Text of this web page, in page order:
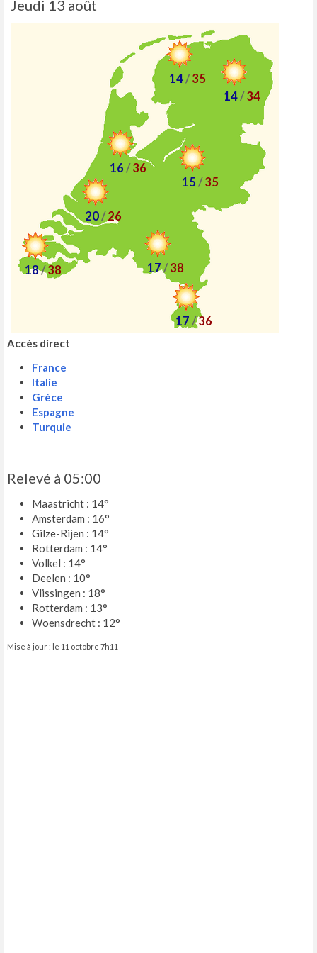
Jeudi 13 août
16 / 36
14/ 34
17/ 38
14/ 35
17 /36
20/ 26
18/ 38
15 / 35
Accès direct
France
Italie
Grèce
Espagne
Turquie
Relevé à 05:00
Maastricht : 14°
Amsterdam : 16°
Gilze-Rijen : 14°
Rotterdam : 14°
Volkel : 14°
Deelen : 10°
Vlissingen : 18°
Rotterdam : 13°
Woensdrecht : 12°
Mise à jour : le 11 octobre 7h11